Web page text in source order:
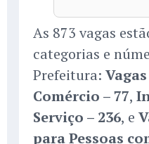
As 873 vagas
categorias e
Prefeitura:
Comércio – 77,
Serviço – 236, e
para Pessoas